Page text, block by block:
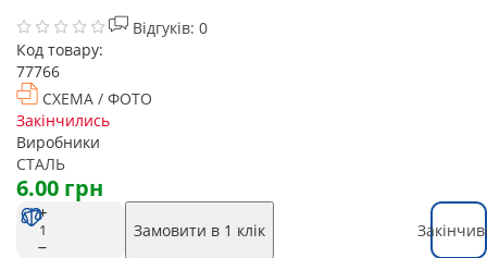
Відгуків: 0
Код товару:
77766
СХЕМА / ФОТО
Закінчились
Виробники
СТАЛЬ
6.00 грн
Замовити в 1 клік